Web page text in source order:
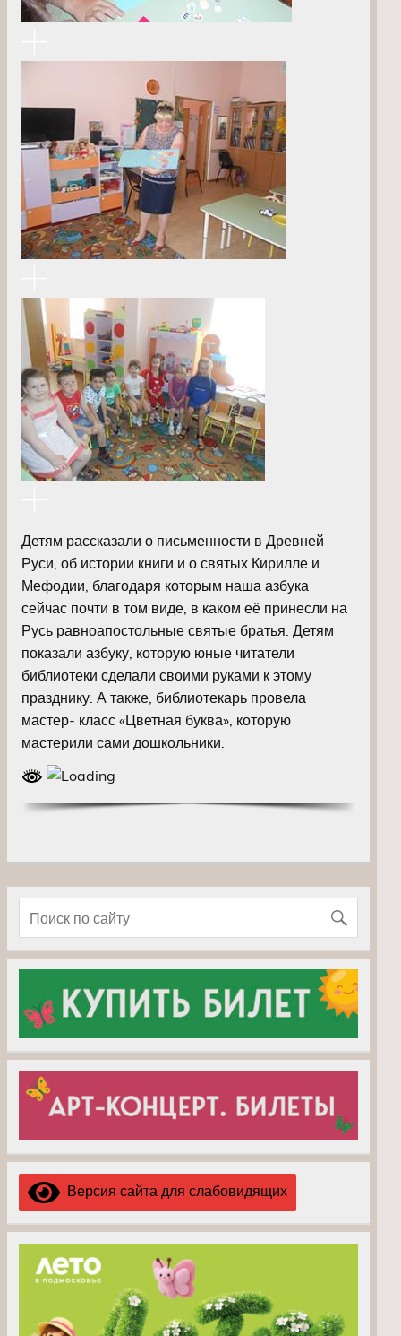
Детям рассказали о письменности в Древней
Руси, об истории книги и о святых Кирилле и
Мефодии, благодаря которым наша азбука
сейчас почти в том виде, в каком её принесли на
Русь равноапостольные святые братья. Детям
показали азбуку, которую юные читатели
библиотеки сделали своими руками к этому
празднику. А также, библиотекарь провела
мастер- класс «Цветная буква», которую
мастерили сами дошкольники.
Версия сайта для слабовидящих